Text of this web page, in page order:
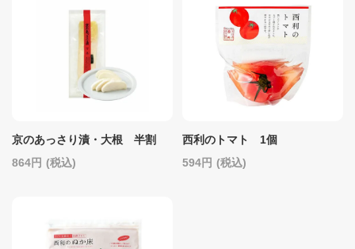
京のあっさり漬・大根 半割
864
(税込)
西利のトマト 1個
594
(税込)